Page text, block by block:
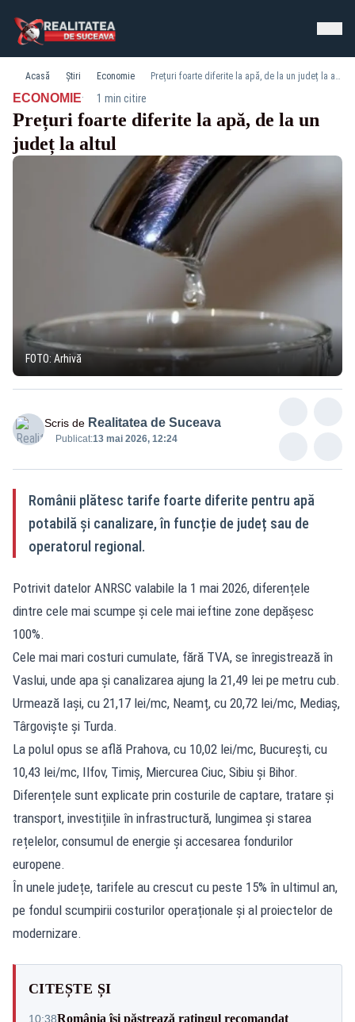
Acasă Știri Economie Prețuri foarte diferite la apă, de la un județ la altul
ECONOMIE· 1 min citire
Prețuri foarte diferite la apă, de la un
județ la altul
FOTO: Arhivă
Scris de Realitatea de Suceava
Publicat:13 mai 2026, 12:24
Românii plătesc tarife foarte diferite pentru apă
potabilă și canalizare, în funcție de județ sau de
operatorul regional.
Potrivit datelor ANRSC valabile la 1 mai 2026, diferențele
dintre cele mai scumpe și cele mai ieftine zone depășesc
100%.
Cele mai mari costuri cumulate, fără TVA, se înregistrează în
Vaslui, unde apa și canalizarea ajung la 21,49 lei pe metru cub.
Urmează Iași, cu 21,17 lei/mc, Neamț, cu 20,72 lei/mc, Mediaș,
Târgoviște și Turda.
La polul opus se află Prahova, cu 10,02 lei/mc, București, cu
10,43 lei/mc, Ilfov, Timiș, Miercurea Ciuc, Sibiu și Bihor.
Diferențele sunt explicate prin costurile de captare, tratare și
transport, investițiile în infrastructură, lungimea și starea
rețelelor, consumul de energie și accesarea fondurilor
europene.
În unele județe, tarifele au crescut cu peste 15% în ultimul an,
pe fondul scumpirii costurilor operaționale și al proiectelor de
modernizare.
CITEȘTE ȘI
10:38România își păstrează ratingul recomandat